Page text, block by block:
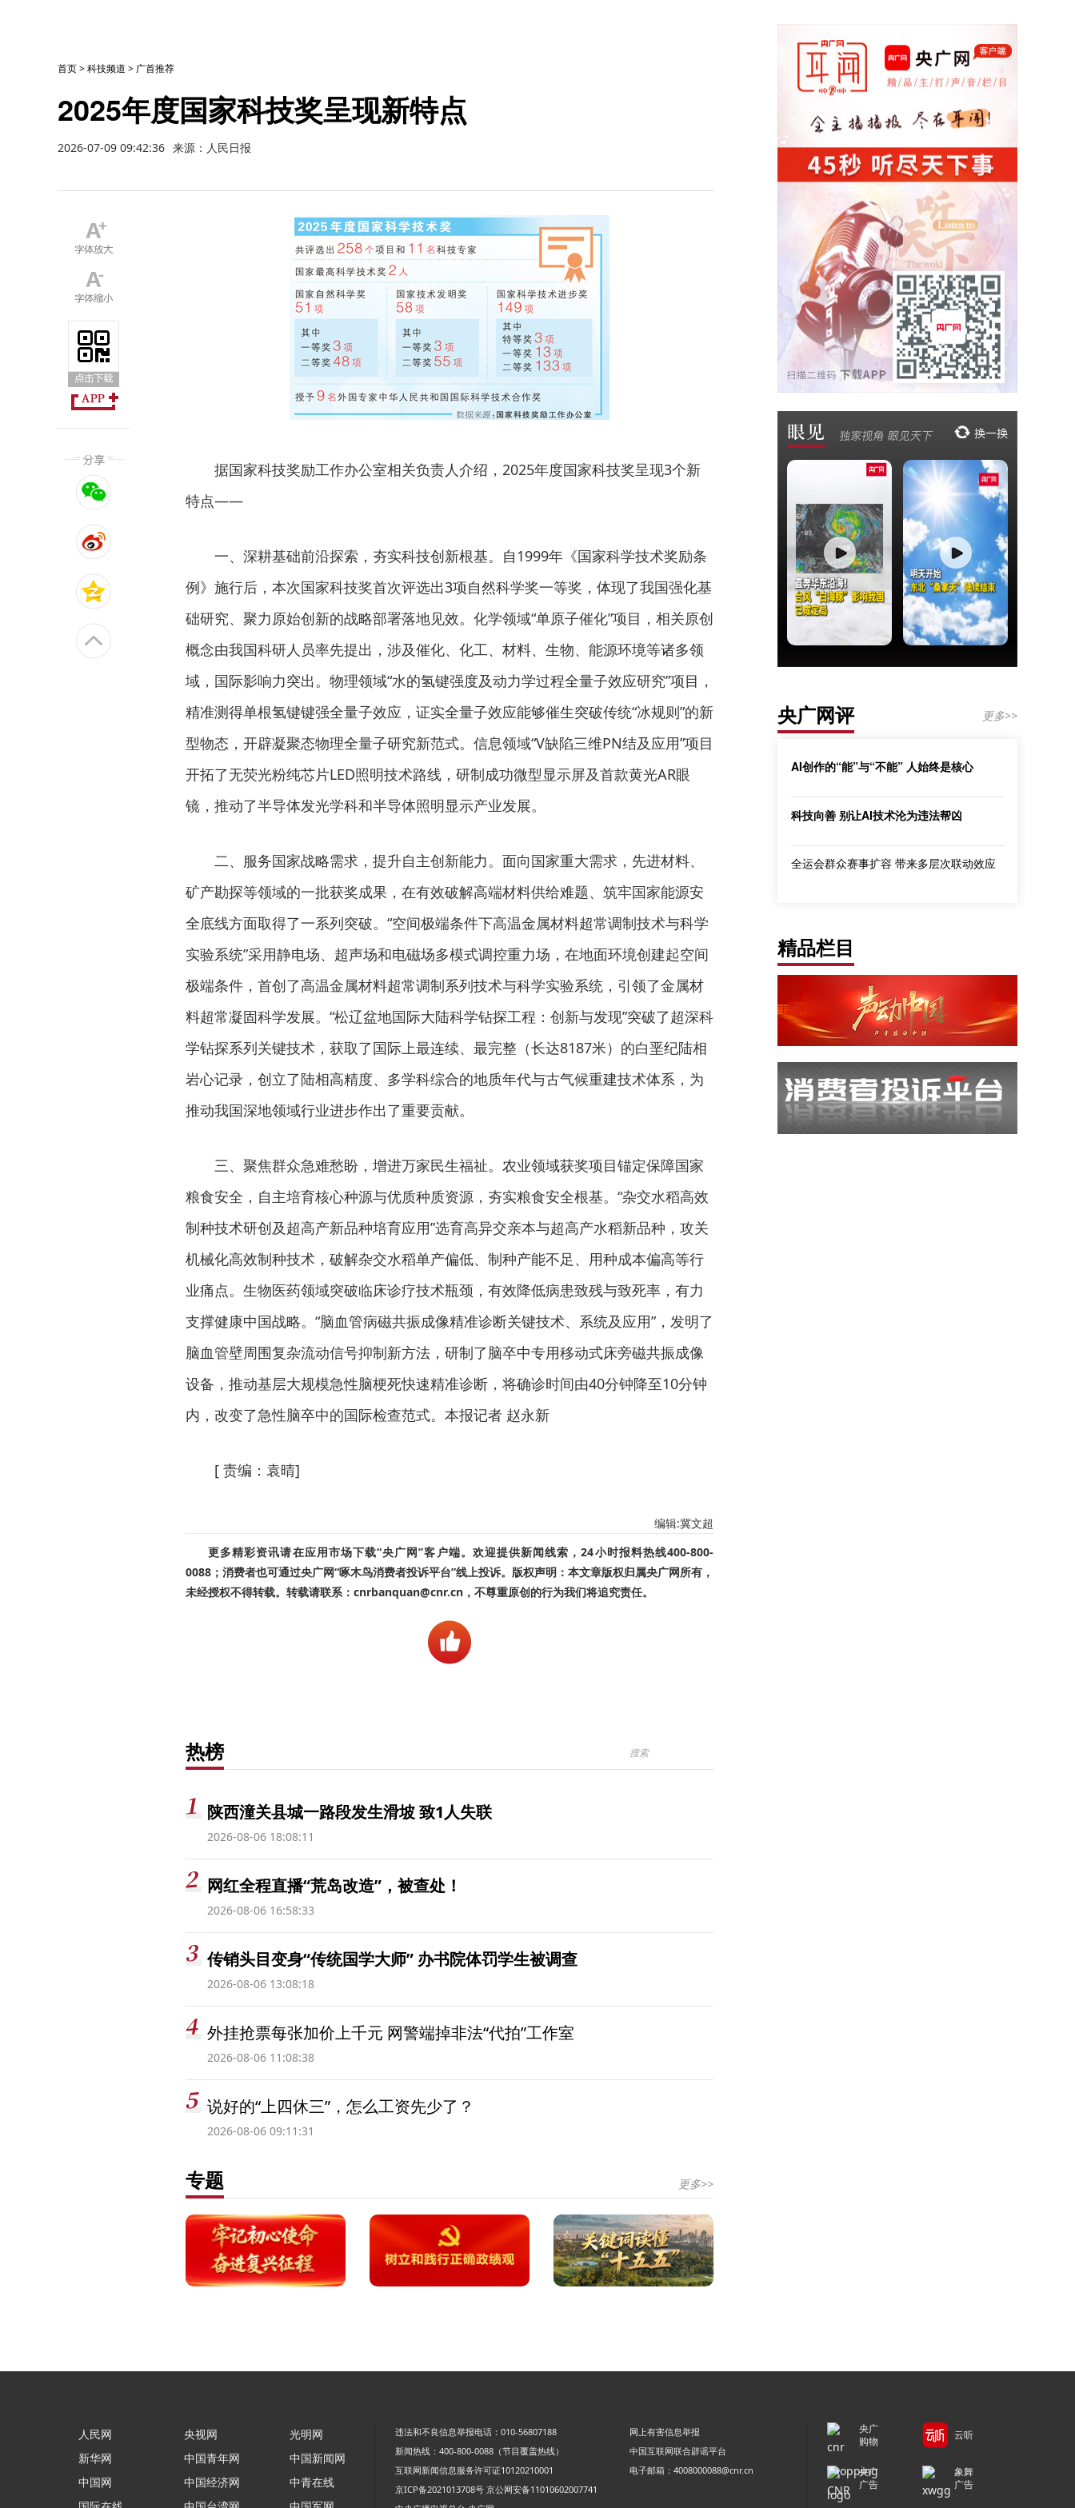
首页>科技频道 > 广首推荐
2025年度国家科技奖呈现新特点
2026-07-09 09:42:36 来源：人民日报
据国家科技奖励工作办公室相关负责人介绍，2025年度国家科技奖呈现3个新
特点——
一、深耕基础前沿探索，夯实科技创新根基。自1999年《国家科学技术奖励条
例》施行后，本次国家科技奖首次评选出3项自然科学奖一等奖，体现了我国强化基
础研究、聚力原始创新的战略部署落地见效。化学领域“单原子催化”项目，相关原创
概念由我国科研人员率先提出，涉及催化、化工、材料、生物、能源环境等诸多领
域，国际影响力突出。物理领域“水的氢键强度及动力学过程全量子效应研究”项目，
精准测得单根氢键键强全量子效应，证实全量子效应能够催生突破传统“冰规则”的新
型物态，开辟凝聚态物理全量子研究新范式。信息领域“V缺陷三维PN结及应用”项目
开拓了无荧光粉纯芯片LED照明技术路线，研制成功微型显示屏及首款黄光AR眼
镜，推动了半导体发光学科和半导体照明显示产业发展。
二、服务国家战略需求，提升自主创新能力。面向国家重大需求，先进材料、
矿产勘探等领域的一批获奖成果，在有效破解高端材料供给难题、筑牢国家能源安
全底线方面取得了一系列突破。“空间极端条件下高温金属材料超常调制技术与科学
实验系统”采用静电场、超声场和电磁场多模式调控重力场，在地面环境创建起空间
极端条件，首创了高温金属材料超常调制系列技术与科学实验系统，引领了金属材
料超常凝固科学发展。“松辽盆地国际大陆科学钻探工程：创新与发现”突破了超深科
学钻探系列关键技术，获取了国际上最连续、最完整（长达8187米）的白垩纪陆相
岩心记录，创立了陆相高精度、多学科综合的地质年代与古气候重建技术体系，为
推动我国深地领域行业进步作出了重要贡献。
三、聚焦群众急难愁盼，增进万家民生福祉。农业领域获奖项目锚定保障国家
粮食安全，自主培育核心种源与优质种质资源，夯实粮食安全根基。“杂交水稻高效
制种技术研创及超高产新品种培育应用”选育高异交亲本与超高产水稻新品种，攻关
机械化高效制种技术，破解杂交水稻单产偏低、制种产能不足、用种成本偏高等行
业痛点。生物医药领域突破临床诊疗技术瓶颈，有效降低病患致残与致死率，有力
支撑健康中国战略。“脑血管病磁共振成像精准诊断关键技术、系统及应用”，发明了
脑血管壁周围复杂流动信号抑制新方法，研制了脑卒中专用移动式床旁磁共振成像
设备，推动基层大规模急性脑梗死快速精准诊断，将确诊时间由40分钟降至10分钟
内，改变了急性脑卒中的国际检查范式。本报记者 赵永新
[ 责编：袁晴]
编辑:冀文超
更多精彩资讯请在应用市场下载“央广网”客户端。欢迎提供新闻线索，24小时报料热线400-800-
0088；消费者也可通过央广网“啄木鸟消费者投诉平台”线上投诉。版权声明：本文章版权归属央广网所有，
未经授权不得转载。转载请联系：cnrbanquan@cnr.cn，不尊重原创的行为我们将追究责任。
热榜
陕西潼关县城一路段发生滑坡 致1人失联
2026-08-06 18:08:11
网红全程直播“荒岛改造”，被查处！
2026-08-06 16:58:33
传销头目变身“传统国学大师” 办书院体罚学生被调查
2026-08-06 13:08:18
外挂抢票每张加价上千元 网警端掉非法“代拍”工作室
2026-08-06 11:08:38
说好的“上四休三”，怎么工资先少了？
2026-08-06 09:11:31
专题 更多>>
央广网评 更多>>
AI创作的“能”与“不能” 人始终是核心
科技向善 别让AI技术沦为违法帮凶
全运会群众赛事扩容 带来多层次联动效应
精品栏目
人民网
新华网
中国网
央视网
中国青年网
中国经济网
光明网
中国新闻网
中青在线
违法和不良信息举报电话：010-56807188
网上有害信息举报
新闻热线：400-800-0088（节目覆盖热线）
中国互联网联合辟谣平台
互联网新闻信息服务许可证10120210001
电子邮箱：4008000088@cnr.cn
京ICP备2021013708号 京公网安备11010602007741
央广
购物
云听
央广
广告
象舞
广告